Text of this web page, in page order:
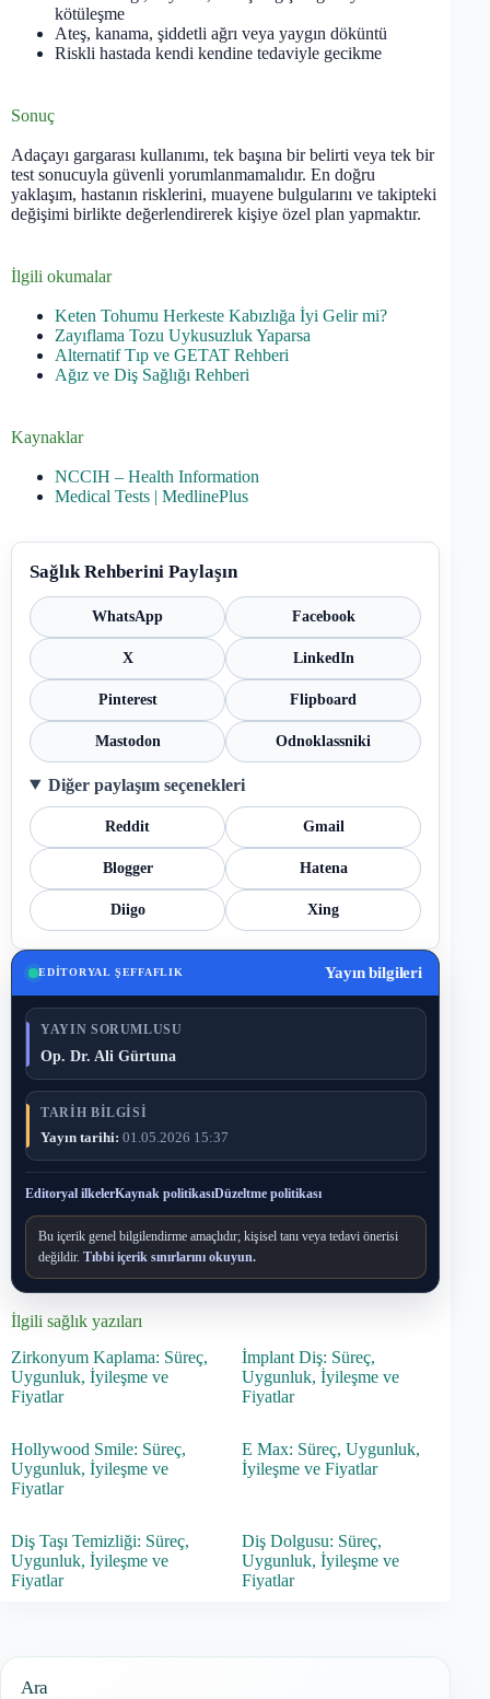
kötüleşme
Ateş, kanama, şiddetli ağrı veya yaygın döküntü
Riskli hastada kendi kendine tedaviyle gecikme
Sonuç
Adaçayı gargarası kullanımı, tek başına bir belirti veya tek bir
test sonucuyla güvenli yorumlanmamalıdır. En doğru
yaklaşım, hastanın risklerini, muayene bulgularını ve takipteki
değişimi birlikte değerlendirerek kişiye özel plan yapmaktır.
İlgili okumalar
Keten Tohumu Herkeste Kabızlığa İyi Gelir mi?
Zayıflama Tozu Uykusuzluk Yaparsa
Alternatif Tıp ve GETAT Rehberi
Ağız ve Diş Sağlığı Rehberi
Kaynaklar
NCCIH – Health Information
Medical Tests | MedlinePlus
Sağlık Rehberini Paylaşın
WhatsApp Facebook
X LinkedIn
Pinterest Flipboard
Mastodon Odnoklassniki
Diğer paylaşım seçenekleri
Reddit Gmail
Blogger Hatena
Diigo Xing
EDITORYAL ŞEFFAFLIK Yayın bilgileri
YAYIN SORUMLUSU
Op. Dr. Ali Gürtuna
TARIH BILGISI
Yayın tarihi: 01.05.2026 15:37
Editoryal ilkelerKaynak politikasıDüzeltme politikası
Bu içerik genel bilgilendirme amaçlıdır; kişisel tanı veya tedavi önerisi
değildir. Tıbbi içerik sınırlarını okuyun.
İlgili sağlık yazıları
Zirkonyum Kaplama: Süreç,
Uygunluk, İyileşme ve
Fiyatlar
İmplant Diş: Süreç,
Uygunluk, İyileşme ve
Fiyatlar
Hollywood Smile: Süreç,
Uygunluk, İyileşme ve
Fiyatlar
E Max: Süreç, Uygunluk,
İyileşme ve Fiyatlar
Diş Taşı Temizliği: Süreç,
Uygunluk, İyileşme ve
Fiyatlar
Diş Dolgusu: Süreç,
Uygunluk, İyileşme ve
Fiyatlar
Ara